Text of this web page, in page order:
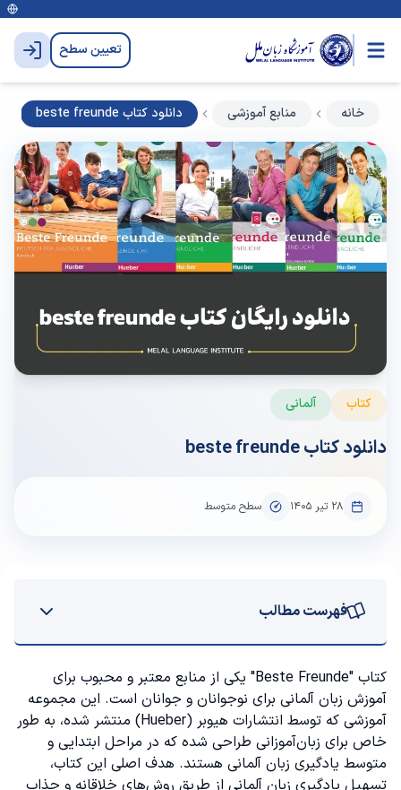
تعیین سطح
خانه منابع آموزشی دانلود کتاب beste freunde
کتاب آلمانی
دانلود کتاب beste freunde
۲۸ تیر ۱۴۰۵ سطح متوسط
فهرست مطالب
کتاب آموزش زبان آلمانی beste freunde
دانلود pdf کتاب beste freunde
دانلود کتاب beste freunde A1.1
کتاب "Beste Freunde" یکی از منابع معتبر و محبوب برای
آموزش زبان آلمانی برای نوجوانان و جوانان است. این مجموعه
آموزشی که توسط انتشارات هیوبر (Hueber) منتشر شده، به طور
خاص برای زبان‌آموزانی طراحی شده که در مراحل ابتدایی و
متوسط یادگیری زبان آلمانی هستند. هدف اصلی این کتاب،
تسهیل یادگیری زبان آلمانی از طریق روش‌های خلاقانه و جذاب